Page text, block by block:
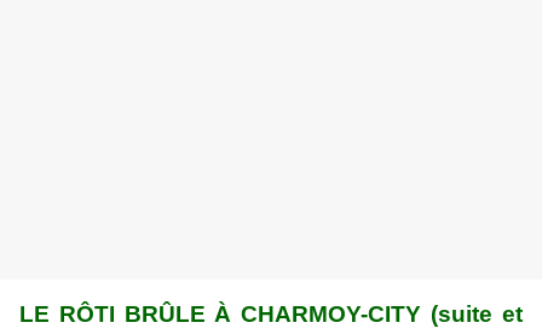
LE RÔTI BRÛLE À CHARMOY-CITY (suite et